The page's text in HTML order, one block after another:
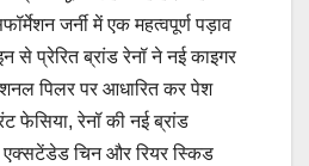
जर्नी में एक महत्वपूर्ण पड़ाव
से प्रेरित ब्रांड रेनॉ ने नई काइगर
पिलर पर आधारित कर पेश
फेसिया, रेनॉ की नई ब्रांड
एक्सटेंडेड चिन और रियर स्किड